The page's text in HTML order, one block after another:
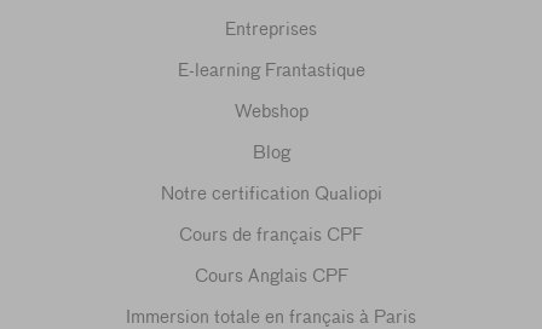
Entreprises
E-learning Frantastique
Webshop
Blog
Notre certification Qualiopi
Cours de français CPF
Cours Anglais CPF
Immersion totale en français à Paris